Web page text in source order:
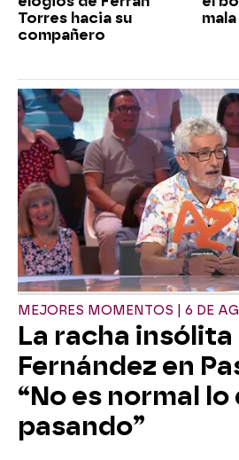
Torres hacia su
compañero
MEJORES MOMENTOS | 6 DE
La racha insólita
Fernández en
“No es normal lo
pasando”